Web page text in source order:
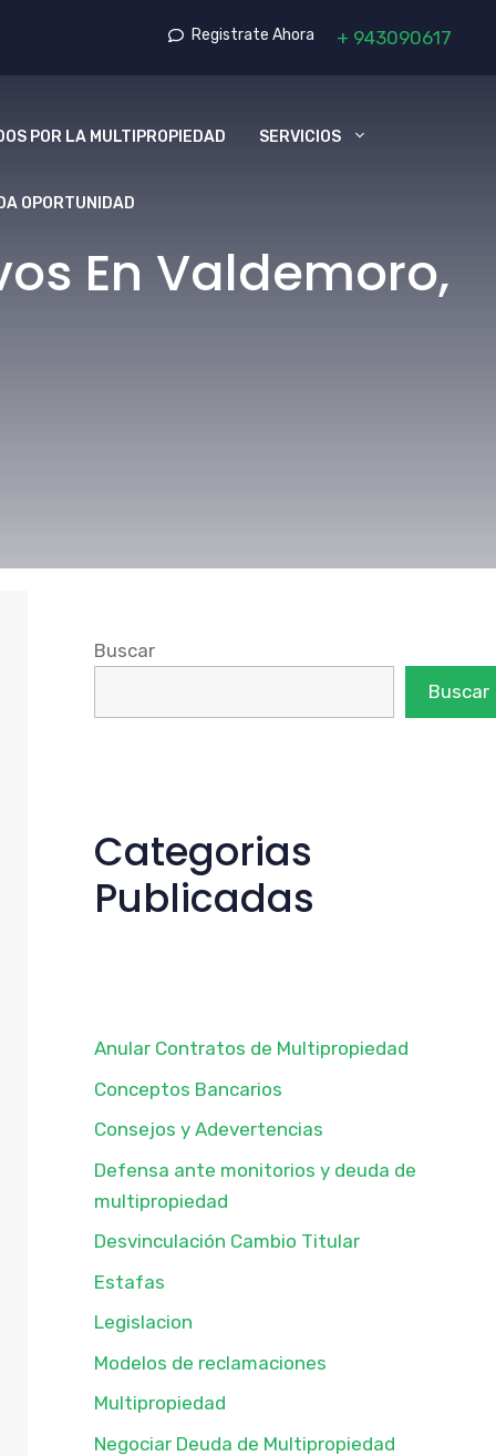
Registrate Ahora + 943090617
POR LA MULTIPROPIEDAD SERVICIOS
OPORTUNIDAD
En Valdemoro,
Buscar
Buscar
Categorias
Publicadas
Anular Contratos de Multipropiedad
Conceptos Bancarios
Consejos y Adevertencias
Defensa ante monitorios y deuda de
multipropiedad
Desvinculación Cambio Titular
Estafas
Legislacion
Modelos de reclamaciones
Multipropiedad
Negociar Deuda de Multipropiedad